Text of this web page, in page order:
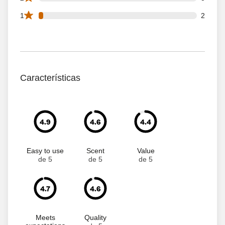
1 2
2 1 star reviews out of 67 reviews
Características
4.9
Easy to use
de 5
4.6
Scent
de 5
4.4
Value
de 5
4.7
Meets
4.6
Quality